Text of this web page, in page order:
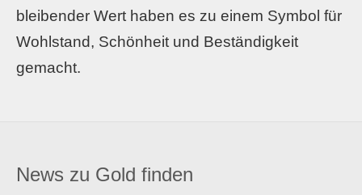
bleibender Wert haben es zu einem Symbol für
Wohlstand, Schönheit und Beständigkeit
gemacht.
News zu Gold finden